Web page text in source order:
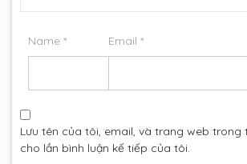
Name * Email *
Lưu tên của tôi, email, và trang web trong
cho lần bình luận kế tiếp của tôi.